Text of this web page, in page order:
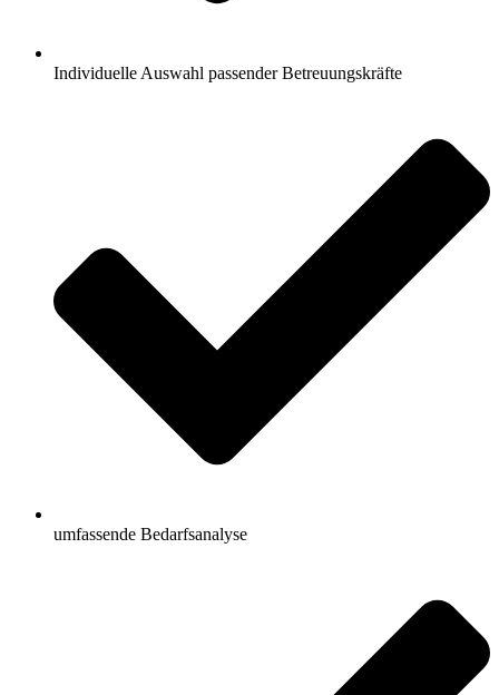
Individuelle Auswahl passender Betreuungskräfte
umfassende Bedarfsanalyse